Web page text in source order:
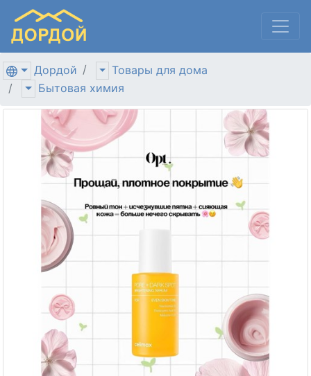
Дордой
Товары для дома
Бытовая химия